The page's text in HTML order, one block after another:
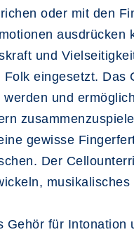
oder mit den
ausdrücken
und
eingesetzt.
und
gewisse
Der
für